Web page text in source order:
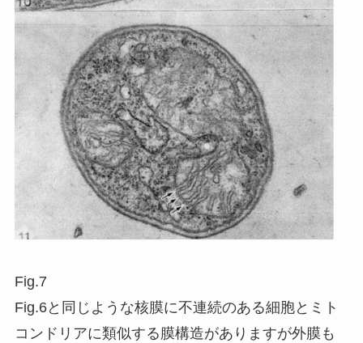
Fig.7
Fig.6と同じような核膜に不連続のある細胞とミト
コンドリアに類似する膜構造がありますが外膜も